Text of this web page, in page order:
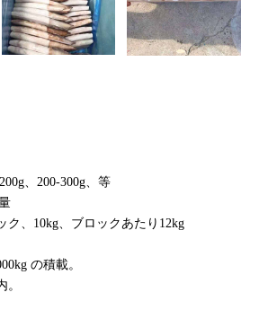
、200-300g、等
ク、10kg、ブロックあたり12kg
の積載。